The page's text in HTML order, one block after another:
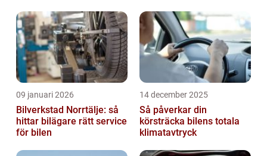
09 januari 2026
Bilverkstad Norrtälje: så
hittar bilägare rätt service
för bilen
14 december 2025
Så påverkar din
körsträcka bilens totala
klimatavtryck